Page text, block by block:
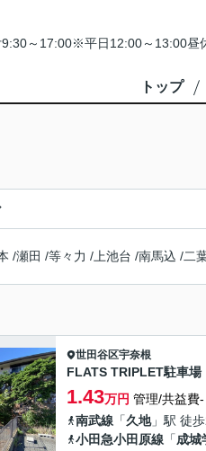
～17:00※平日12:00～13:00
トップ
/瀬田 /等々力 / 上池台 /南馬込 /二
世田谷区宇奈根
FLATS TRIPLET駐車場
1.43万円 管理/共益費-
南武線 「久地」駅 徒
小田急小田原線 「成城